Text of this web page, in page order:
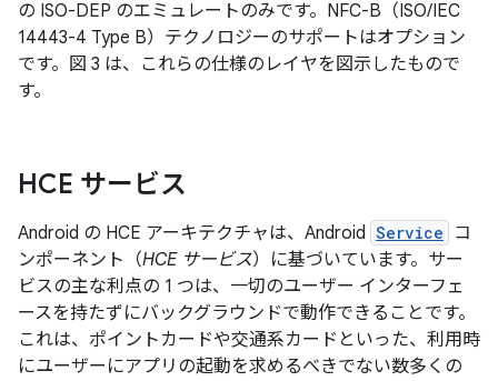
の ISO-DEP のエミュレートのみです。NFC-B（ISO/IEC
14443-4 Type B）テクノロジーのサポートはオプション
です。図 3 は、これらの仕様のレイヤを図示したもので
す。
HCE サービス
Android の HCE アーキテクチャは、Android Service
コ
ンポーネント（HCE サービス）に基づいています。サー
ビスの主な利点の 1 つは、一切のユーザー インターフェ
ースを持たずにバックグラウンドで動作できることです。
これは、ポイントカードや交通系カードといった、利用時
にユーザーにアプリの起動を求めるべきでない数多くの